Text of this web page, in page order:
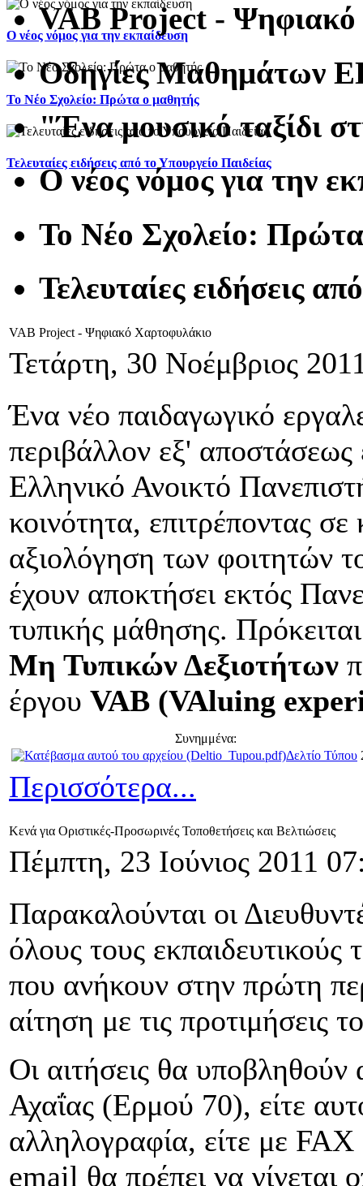
Ο νέος νόμος για την εκπαίδευση
To Νέο Σχολείο: Πρώτα ο μαθητής
Τελευταίες ειδήσεις από το Υπουργείο Παιδείας
VAB Project - Ψηφιακό
Οδηγίες Μαθημάτων
"Ένα μουσικό ταξίδι
Ο νέος νόμος για την
To Νέο Σχολείο:
Τελευταίες ειδήσεις
VAB Project - Ψηφιακό Χαρτοφυλάκιο
Τετάρτη, 30 Νοέμβριος
Ένα νέο παιδαγωγικό
περιβάλλον εξ' αποστάσεως
Ελληνικό Ανοικτό
κοινότητα, επιτρέποντας
αξιολόγηση των φοιτητών
έχουν αποκτήσει εκτός
τυπικής μάθησης.
Μη Τυπικών Δεξιοτήτων
έργου VAB (VAluing
Συνημμένα:
Δελτίο Τύπου
Περισσότερα...
Κενά για Οριστικές-Προσωρινές Τοποθετήσεις και Βελτιώσεις
Πέμπτη, 23 Ιούνιος 2011
Παρακαλούνται οι
όλους τους εκπαιδευτικούς
που ανήκουν στην πρώτη
αίτηση με τις προτιμήσεις
Οι αιτήσεις θα
Αχαΐας (Ερμού 70), είτε
αλληλογραφία, είτε με
email θα πρέπει να γίνεται